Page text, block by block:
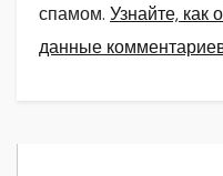
спамом. Узнайте,
данные